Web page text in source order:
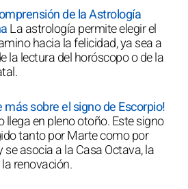
de la Astrología
La astrología permite elegir el
hacia la felicidad, ya sea a
la lectura del horóscopo o de la
más sobre el signo de Escorpio!
llega en pleno otoño. Este signo
tanto por Marte como por
se asocia a la Casa Octava, la
renovación.